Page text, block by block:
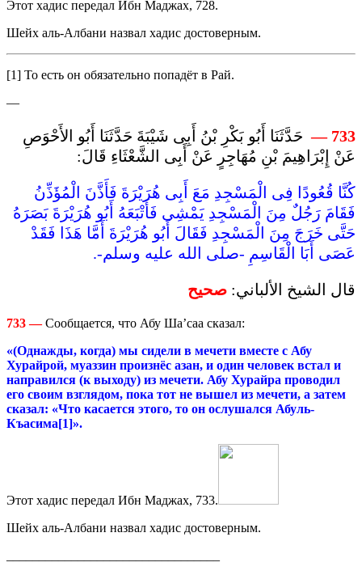
Этот хадис передал Ибн Маджах, 728.
Шейх аль-Албани назвал хадис достоверным.
[1] То есть он обязательно попадёт в Рай.
—
733 —
حَدَّثَنَا أَبُو بَكْرِ بْنُ أَبِى شَيْبَةَ حَدَّثَنَا أَبُو الأَحْوَصِ
عَنْ إِبْرَاهِيمَ بْنِ مُهَاجِرٍ عَنْ أَبِى الشَّعْثَاءِ قَالَ:
كُنَّا قُعُودًا فِى الْمَسْجِدِ مَعَ أَبِى هُرَيْرَةَ فَأَذَّنَ الْمُؤَذِّنُ
فَقَامَ رَجُلٌ مِنَ الْمَسْجِدِ يَمْشِى فَأَتْبَعَهُ أَبُو هُرَيْرَةَ بَصَرَهُ
حَتَّى خَرَجَ مِنَ الْمَسْجِدِ فَقَالَ أَبُو هُرَيْرَةَ أَمَّا هَذَا فَقَدْ
عَصَى أَبَا الْقَاسِمِ -صلى الله عليه وسلم-.
قال الشيخ الألباني: صحيح
733—Сообщается, что Абу Ша’саа сказал:
«(Однажды, когда) мы сидели в мечети вместе с Абу
Хурайрой, муаззин произнёс азан, и один человек встал и
направился (к выходу) из мечети. Абу Хурайра проводил
его своим взглядом, пока тот не вышел из мечети, а затем
сказал: «Что касается этого, то он ослушался Абуль-
Къасима[1]».
Этот хадис передал Ибн Маджах, 733.
Шейх аль-Албани назвал хадис достоверным.